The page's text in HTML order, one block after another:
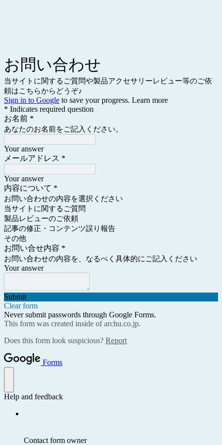
お問い合わせ
当サイトに関するご質問や製品アクセサリーレビュー等のご依
頼はこちらからどうぞ♪
Sign in to Google to save your progress. Learn more
* Indicates required question
お名前 *
あなたのお名前をご記入ください。
Your answer
メールアドレス *
Your answer
内容について *
お問い合わせの内容を選択ください
当サイトに関するご質問
製品レビューのご依頼
記事の修正・コンテンツ誤り報告
その他
お問い合せ内容 *
お問い合わせの内容を、なるべく具体的にご記入ください
Your answer
Submit
Clear form
Never submit passwords through Google Forms.
This form was created inside of archu.co.jp.
Does this form look suspicious? Report
Forms
Help and feedback
Contact form owner